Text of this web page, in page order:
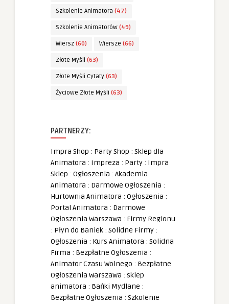
Szkolenie Animatora (47)
Szkolenie Animatorów (49)
Wiersz (60) Wiersze (66)
Złote Myśli (63)
Złote Myśli Cytaty (63)
Życiowe Złote Myśli (63)
PARTNERZY:
Impra Shop : Party Shop : Sklep dla
Animatora : Impreza : Party : Impra
Sklep : Ogłoszenia : Akademia
Animatora : Darmowe Ogłoszenia :
Hurtownia Animatora : Ogłoszenia :
Portal Animatora : Darmowe
Ogłoszenia Warszawa : Firmy Regionu
: Płyn do Baniek : Solidne Firmy :
Ogłoszenia : Kurs Animatora : Solidna
Firma : Bezpłatne Ogłoszenia :
Animator Czasu Wolnego : Bezpłatne
Ogłoszenia Warszawa : sklep
animatora : Bańki Mydlane :
Bezpłatne Ogłoszenia : Szkolenie